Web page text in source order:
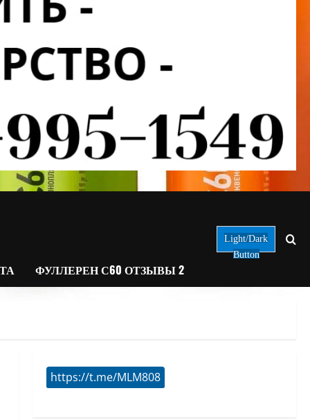
ФУЛЛЕРЕН С60 ОТЗЫВЫ 2
Light/Dark
Button
https://t.me/MLM808